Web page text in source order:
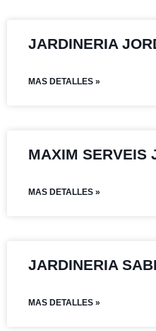
JARDINERIA
MAS DETALLES »
MAXIM SERVEIS
MAS DETALLES »
JARDINERIA
MAS DETALLES »